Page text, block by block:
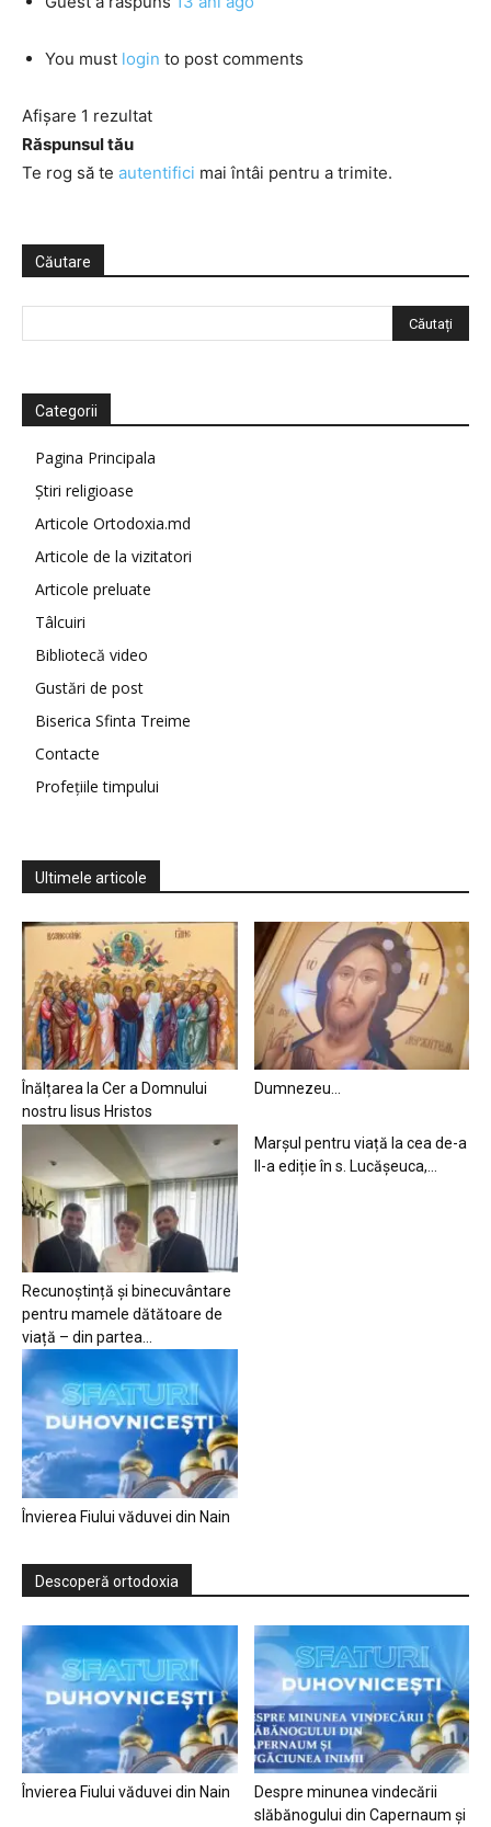
You must login to post comments
Afișare 1 rezultat
Răspunsul tău
Te rog să te autentifici mai întâi pentru a trimite.
Căutare
Categorii
Pagina Principala
Știri religioase
Articole Ortodoxia.md
Articole de la vizitatori
Articole preluate
Tâlcuiri
Bibliotecă video
Gustări de post
Biserica Sfinta Treime
Contacte
Profețiile timpului
Ultimele articole
Înălțarea la Cer a Domnului
nostru Iisus Hristos
Dumnezeu…
Recunoștință și binecuvântare
pentru mamele dătătoare de
viață – din partea...
Marșul pentru viață la cea de-a
II-a ediție în s. Lucășeuca,...
Învierea Fiului văduvei din Nain
Descoperă ortodoxia
Învierea Fiului văduvei din Nain
Despre minunea vindecării
slăbănogului din Capernaum și